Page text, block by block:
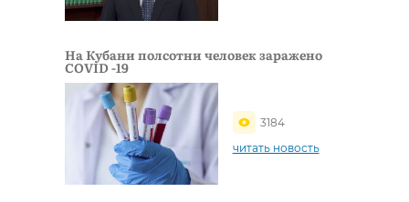
На Кубани полсотни человек заражено
COVID -19
3184
читать новость